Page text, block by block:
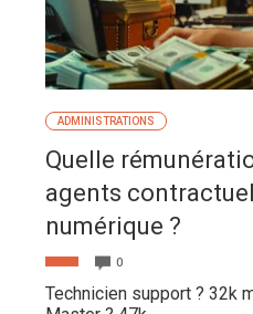
ADMINISTRATIONS
Quelle
agents
numérique ?
0
Technicien support ? 32k